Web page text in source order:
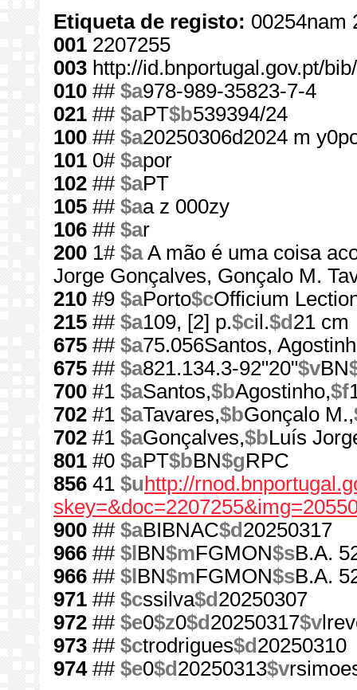
Etiqueta de registo: 00254nam
001 2207255
003 http://id.bnportugal.gov.pt/
010 ## $a978-989-35823-7-4
021 ## $aPT$b539394/24
100 ## $a20250306d2024 m
101 0# $apor
102 ## $aPT
105 ## $aa z 000zy
106 ## $ar
200 1# $aA mão é uma coisa
Jorge Gonçalves, Gonçalo M.
210 #9 $aPorto$cOfficium
215 ## $a109, [2] p.$cil.$d 21 cm
675 ## $a75.056Santos,
675 ## $a821.134.3-92"20"$vBN
700 #1 $aSantos,$bAgostinho,$f
702 #1 $aTavares,$bGonçalo M.,
702 #1 $aGonçalves,$bLuís
801 #0 $aPT$bBN$gRPC
856 41 $u http://
900 ## $aBIBNAC$d 20250317
966 ## $l BN$mFGMON$sB.A.
966 ## $l BN$mFGMON$sB.A.
971 ## $cssilva$d 20250307
972 ## $e0$z0$d 20250317$v
973 ## $ctrodrigues$d 20250310
974## $e0$d 20250313$v